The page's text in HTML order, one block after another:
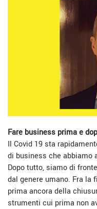
Fare business prima e
Il Covid 19 sta
di business che abbiamo
Dopo tutto, siamo di
dal genere umano. Fra la
prima ancora della
strumenti cui prima non